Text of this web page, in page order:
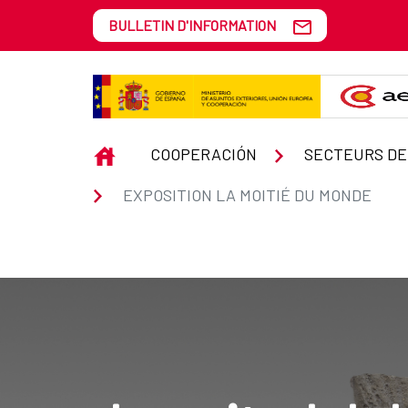
Saut au contenu principal
EXPOSITION LA MOITIÉ DU
BULLETIN D'INFORMATION
INICIOCOOPERACIÓN SECTEURS
EXPOSITION LA MOITIÉ DU MONDE